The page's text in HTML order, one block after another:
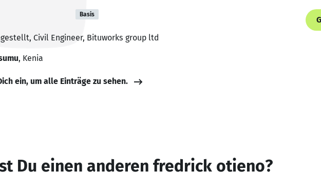
otieno Basis
Civil Engineer, Bituworks group ltd
, Kenia
ein, um alle Einträge zu sehen.
Du einen anderen fredrick otieno?